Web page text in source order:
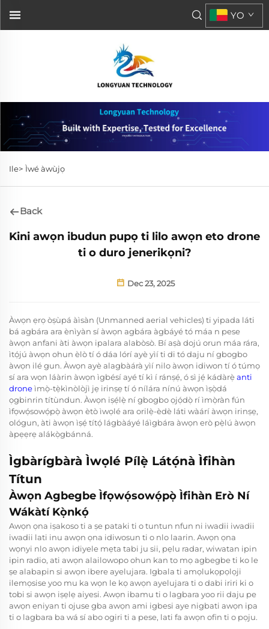
YO
Ile> Ìwé àwùjọ
Back
Kini awọn ibudun pupọ ti lilo awọn eto drone
ti o duro jenerikọni?
Dec 23, 2025
Àwọn ẹrọ òṣùpá àìsàn (Unmanned aerial vehicles) ti yipada láti
bá agbára ara ènìyàn sí àwọn agbára àgbáyé tó máa n pese
àwọn anfani àti àwọn ipalara alabòsò. Bí aṣà dojú orun máa rára,
ìtọ́jú àwọn ohun èlò tí ó dáa lórí ayè yìí ti di tó daju ní gbogbo
àwọn ilé gun. Àwọn ayè alagbàárà yìí nilo àwọn idiwon tí ó túmọ
sí ara wọn láàrin àwọn ìgbésí ayé tí kì í ránṣẹ́, ó sì jẹ́ kádàrẹ̀anti
droneìmọ̀-tẹ̀kìnòlòjì jẹ irinṣẹ tí ó nílára nínú àwọn ìṣọ̀dá
ọgbinrin títùndun. Àwọn iṣẹ́lẹ̀ ní gbogbo ọjọ́dọ̀ rí ìmọ̀ràn fún
ìfọwọ́sowọ́pọ̀ àwọn ètò ìwọlé ara orilẹ̀-èdè láti wàárí àwọn irinṣẹ,
ológun, àti àwọn ìṣẹ́ títọ́ lágbàáyé láìgbára àwọn erò pẹ̀lú àwọn
àpẹẹrẹ alákọ̀gbánná.
Ìgbàrígbàrà Ìwọlé Pílẹ̀ Látọ́nà Ìfihàn
Títun
Àwọn Agbegbe Ìfọwọ́sowọ́pọ̀ Ìfihàn Erò Ní
Wákàtí Kọ̀nkọ́
Awọn ọna iṣakoso ti a ṣe pataki ti o tuntun nfun ni iwadii iwadii
iwadii lati inu awọn ọna idiwosun ti o nlo laarin. Awọn ọna
wọnyi nlo awọn idiyele mẹta tabi ju sii, pẹlu radar, wiwatan ipin
ipin radio, ati awọn alailowopo ohun kan to mọ agbegbe ti ko le
ṣe alabapin si awọn ibere ayelujara. Igbala ti amọlukọpọlọji
ilemọsise yoo mu ka wọn le kọ awọn ayelujara ti o dabi iriri ki o
tobi si awọn iṣẹlẹ aiyesi. Awọn ibamu ti o lagbara yoo rii daju pe
awọn eniyan ti ojuse gba awọn ami igbesi aye nigbati awọn ipa
ti o lagbara ba wá sí abo ogiri ti a pese, lati fa awọn ofin ti o pọju.